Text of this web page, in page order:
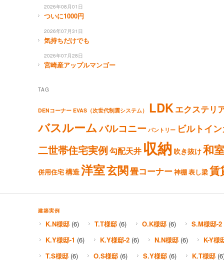
2026年08月01日
ついに1000円
2026年07月31日
気持ちだけでも
2026年07月28日
宮崎産アップルマンゴー
TAG
DENコーナー EVAS（次世代制震システム） LDKエクステリ
バスルームバルコニー パントリー ビルトイ
二世帯住宅実例勾配天井 収納 吹き抜け和
併用住宅構造洋室玄関畳コーナー神棚表し梁賃
建築実例
K.N様邸 (6) T.T様邸 (6) O.K様邸 (6) S.M様邸-2
K.Y様邸-1 (6) K.Y様邸-2 (6) N.N様邸 (6)
K-Y様
T.S様邸 (6) O.S様邸 (6) S.Y様邸 (6) K.T様邸